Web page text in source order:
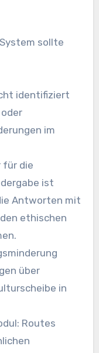
sollte
identifiziert
im
für die
ist
Antworten mit
ethischen
über
in
Routes